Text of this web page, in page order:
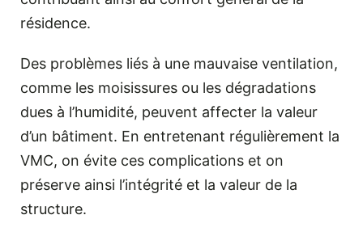
résidence.
Des problèmes liés à une mauvaise ventilation,
comme les moisissures ou les dégradations
dues à l’humidité, peuvent affecter la valeur
d’un bâtiment. En entretenant régulièrement la
VMC, on évite ces complications et on
préserve ainsi l’intégrité et la valeur de la
structure.